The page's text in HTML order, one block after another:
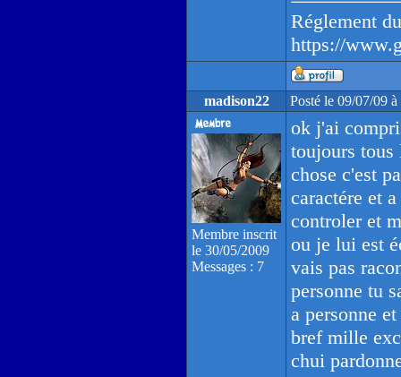
Réglement
https://
madison22 Posté le 09/07/09
Membre inscrit
le 30/05/2009
Messages : 7
ok j'ai
toujours tous
chose c'est
caractére et
controler et
ou je lui est
vais pas
personne tu
a personne
bref mille
chui